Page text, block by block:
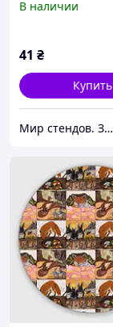
В наличии
41 ₴
Купить
Мир стендов. Значки, часы, магниты, детские товары и сувениры